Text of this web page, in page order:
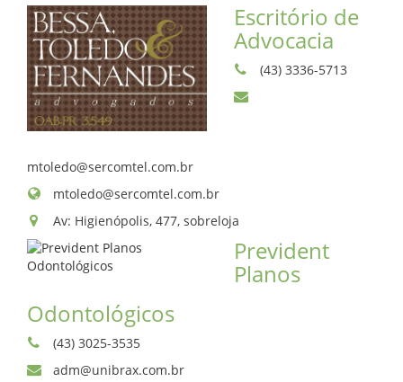
VÍDEOS
FILIAÇÃO
PROGRAMA
AROEIRA
CONTATO
Escritório de
Advocacia
(43) 3336-5713
mtoledo@sercomtel.com.br
mtoledo@sercomtel.com.br
Av: Higienópolis, 477, sobreloja
Prevident
Planos
Odontológicos
(43) 3025-3535
adm@unibrax.com.br